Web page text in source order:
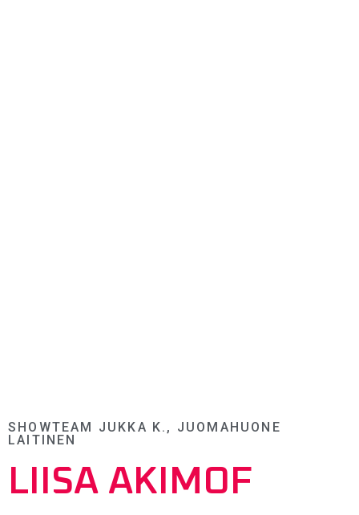
SHOWTEAM JUKKA K., JUOMAHUONE
LAITINEN
LIISA AKIMOF